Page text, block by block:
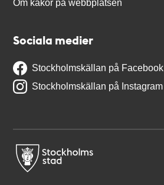
Om kakor på webbplatsen
Sociala medier
Stockholmskällan på Facebook
Stockholmskällan på Instagram